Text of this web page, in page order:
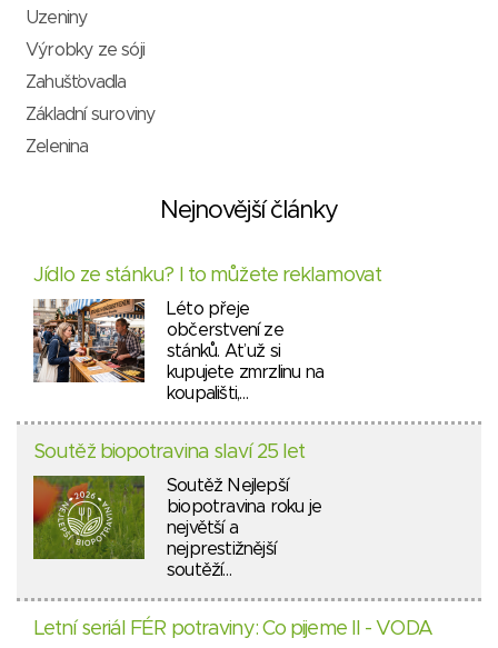
Uzeniny
Výrobky ze sóji
Zahušťovadla
Základní suroviny
Zelenina
Nejnovější články
Jídlo ze stánku? I to můžete reklamovat
Léto přeje
občerstvení ze
stánků. Ať už si
kupujete zmrzlinu na
koupališti,…
Soutěž biopotravina slaví 25 let
Soutěž Nejlepší
biopotravina roku je
největší a
nejprestižnější
soutěží…
Letní seriál FÉR potraviny: Co pijeme II - VODA